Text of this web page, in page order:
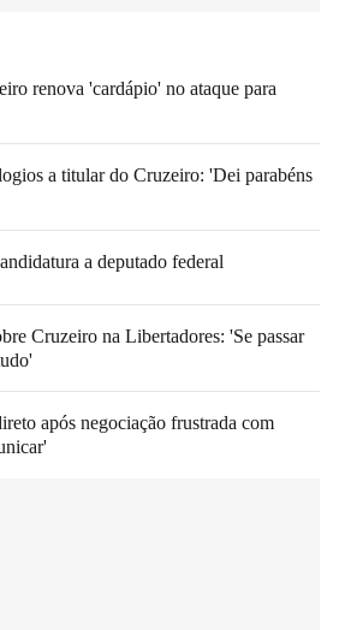
renova 'cardápio' no ataque para
a titular do Cruzeiro: 'Dei parabéns
a deputado federal
Cruzeiro na Libertadores: 'Se passar
após negociação frustrada com